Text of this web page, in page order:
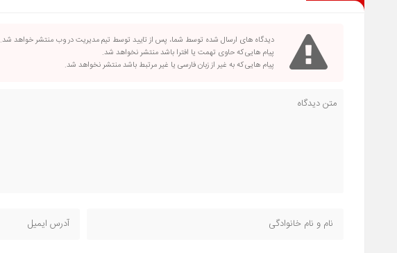
دیدگاه های ارسال شده توسط شما، پس از تایید توسط تیم مدیریت در وب منتشر خواهد شد.
پیام هایی که حاوی تهمت یا افترا باشد منتشر نخواهد شد.
پیام هایی که به غیر از زبان فارسی یا غیر مرتبط باشد منتشر نخواهد شد.